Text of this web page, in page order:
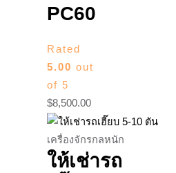
PC60
Rated
5.00 out
of 5
$8,500.00
เครื่องจักรกลหนัก
ให้เช่ารถ